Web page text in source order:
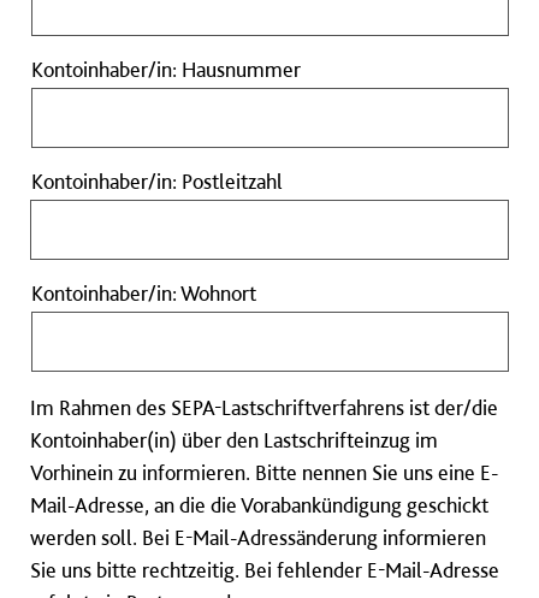
Kontoinhaber/in: HausnummerKontoinhaber/in:
Hausnummer
Kontoinhaber/in: Postleitzahl
Postleitzahl
Kontoinhaber/in: WohnortKontoinhaber/in:
Wohnort
Im Rahmen des SEPA-Lastschriftverfahrens ist der/die
Kontoinhaber(in) über den Lastschrifteinzug im
Vorhinein zu informieren. Bitte nennen Sie uns eine E-
Mail-Adresse, an die die Vorabankündigung geschickt
werden soll. Bei E-Mail-Adressänderung informieren
Sie uns bitte rechtzeitig. Bei fehlender E-Mail-Adresse